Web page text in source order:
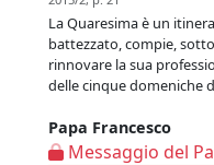
La Quaresima è un
battezzato, compie,
rinnovare la sua
delle cinque domeniche
Papa Francesco
Messaggio del